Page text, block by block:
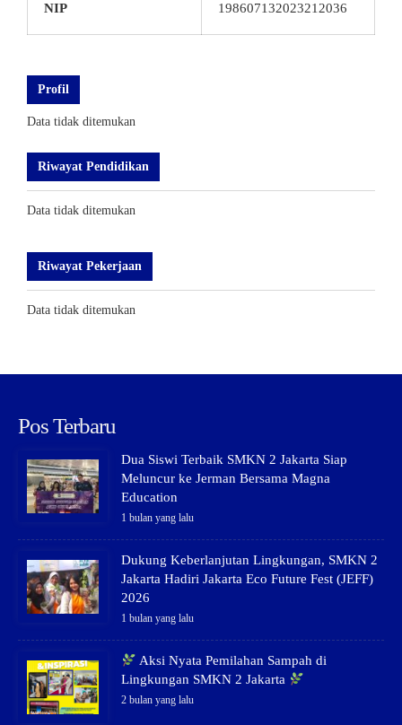
NIP 198607132023212036
Profil
Data tidak ditemukan
Riwayat Pendidikan
Data tidak ditemukan
Riwayat Pekerjaan
Data tidak ditemukan
Pos Terbaru
Dua Siswi Terbaik SMKN 2 Jakarta Siap
Meluncur ke Jerman Bersama Magna
Education
1 bulan yang lalu
Dukung Keberlanjutan Lingkungan, SMKN 2
Jakarta Hadiri Jakarta Eco Future Fest (JEFF)
2026
1 bulan yang lalu
Aksi Nyata Pemilahan Sampah di
Lingkungan SMKN 2 Jakarta
2 bulan yang lalu